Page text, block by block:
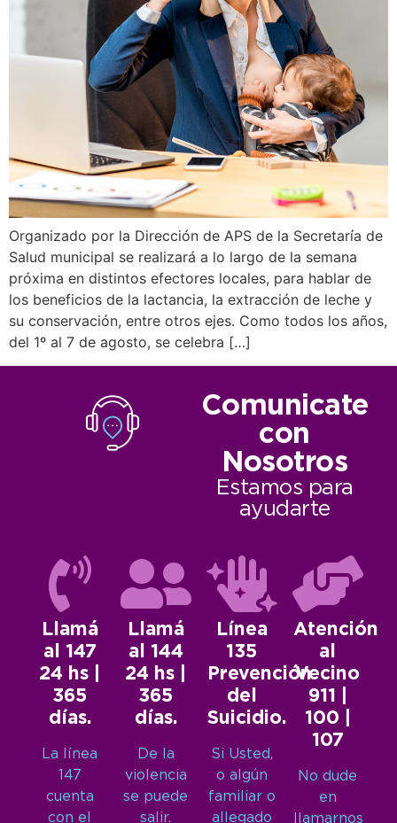
Organizado por la Dirección de APS de la Secretaría de
Salud municipal se realizará a lo largo de la semana
próxima en distintos efectores locales, para hablar de
los beneficios de la lactancia, la extracción de leche y
su conservación, entre otros ejes. Como todos los años,
del 1º al 7 de agosto, se celebra […]
Comunicate
con
Nosotros
Estamos para
ayudarte
Llamá
al 147
24 hs |
365
días.
La línea
147
cuenta
con el
Llamá
al 144
24 hs |
365
días.
De la
violencia
se puede
salir.
Línea
135
Prevención
del
Suicidio.
Si Usted,
o algún
familiar o
allegado
Atención
al
Vecino
911 |
100 |
107
No dude
en
llamarnos